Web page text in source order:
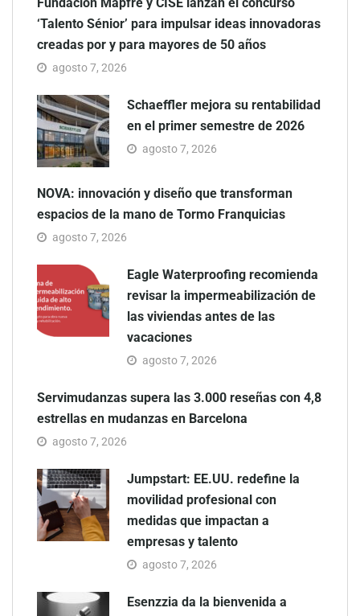
‘Talento Sénior’ para impulsar ideas innovadoras
creadas por y para mayores de 50 años
agosto 7, 2026
Schaeffler mejora su rentabilidad
en el primer semestre de 2026
agosto 7, 2026
NOVA: innovación y diseño que transforman
espacios de la mano de Tormo Franquicias
agosto 7, 2026
Eagle Waterproofing recomienda
revisar la impermeabilización de
las viviendas antes de las
vacaciones
agosto 7, 2026
Servimudanzas supera las 3.000 reseñas con 4,8
estrellas en mudanzas en Barcelona
agosto 7, 2026
Jumpstart: EE.UU. redefine la
movilidad profesional con
medidas que impactan a
empresas y talento
agosto 7, 2026
Esenzzia da la bienvenida a